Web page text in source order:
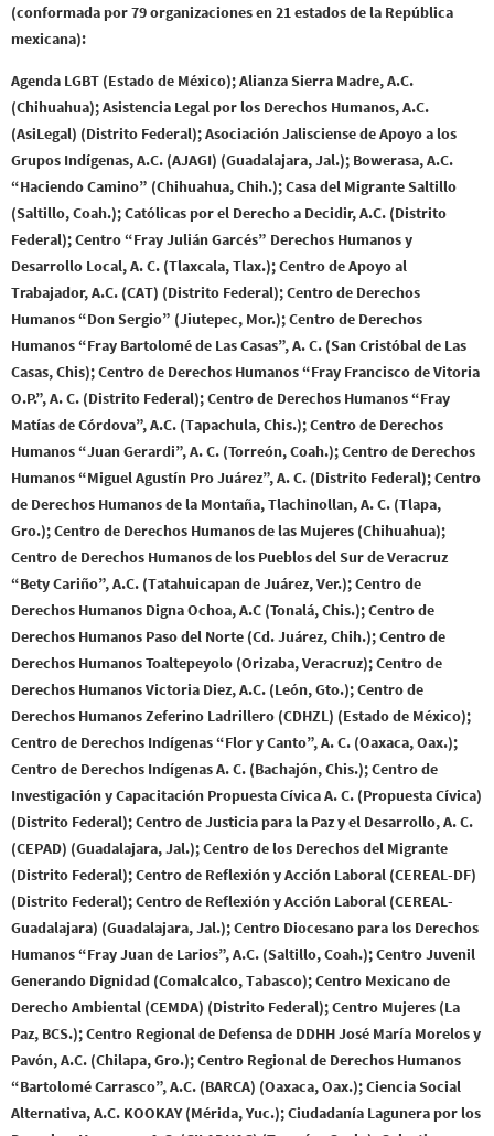
(conformada por 79 organizaciones en 21 estados de la República
mexicana):
Agenda LGBT (Estado de México); Alianza Sierra Madre, A.C.
(Chihuahua); Asistencia Legal por los Derechos Humanos, A.C.
(AsiLegal) (Distrito Federal); Asociación Jalisciense de Apoyo a los
Grupos Indígenas, A.C. (AJAGI) (Guadalajara, Jal.); Bowerasa, A.C.
“Haciendo Camino” (Chihuahua, Chih.); Casa del Migrante Saltillo
(Saltillo, Coah.); Católicas por el Derecho a Decidir, A.C. (Distrito
Federal); Centro “Fray Julián Garcés” Derechos Humanos y
Desarrollo Local, A. C. (Tlaxcala, Tlax.); Centro de Apoyo al
Trabajador, A.C. (CAT) (Distrito Federal); Centro de Derechos
Humanos “Don Sergio” (Jiutepec, Mor.); Centro de Derechos
Humanos “Fray Bartolomé de Las Casas”, A. C. (San Cristóbal de Las
Casas, Chis); Centro de Derechos Humanos “Fray Francisco de Vitoria
O.P.”, A. C. (Distrito Federal); Centro de Derechos Humanos “Fray
Matías de Córdova”, A.C. (Tapachula, Chis.); Centro de Derechos
Humanos “Juan Gerardi”, A. C. (Torreón, Coah.); Centro de Derechos
Humanos “Miguel Agustín Pro Juárez”, A. C. (Distrito Federal); Centro
de Derechos Humanos de la Montaña, Tlachinollan, A. C. (Tlapa,
Gro.); Centro de Derechos Humanos de las Mujeres (Chihuahua);
Centro de Derechos Humanos de los Pueblos del Sur de Veracruz
“Bety Cariño”, A.C. (Tatahuicapan de Juárez, Ver.); Centro de
Derechos Humanos Digna Ochoa, A.C (Tonalá, Chis.); Centro de
Derechos Humanos Paso del Norte (Cd. Juárez, Chih.); Centro de
Derechos Humanos Toaltepeyolo (Orizaba, Veracruz); Centro de
Derechos Humanos Victoria Diez, A.C. (León, Gto.); Centro de
Derechos Humanos Zeferino Ladrillero (CDHZL) (Estado de México);
Centro de Derechos Indígenas “Flor y Canto”, A. C. (Oaxaca, Oax.);
Centro de Derechos Indígenas A. C. (Bachajón, Chis.); Centro de
Investigación y Capacitación Propuesta Cívica A. C. (Propuesta Cívica)
(Distrito Federal); Centro de Justicia para la Paz y el Desarrollo, A. C.
(CEPAD) (Guadalajara, Jal.); Centro de los Derechos del Migrante
(Distrito Federal); Centro de Reflexión y Acción Laboral (CEREAL-DF)
(Distrito Federal); Centro de Reflexión y Acción Laboral (CEREAL-
Guadalajara) (Guadalajara, Jal.); Centro Diocesano para los Derechos
Humanos “Fray Juan de Larios”, A.C. (Saltillo, Coah.); Centro Juvenil
Generando Dignidad (Comalcalco, Tabasco); Centro Mexicano de
Derecho Ambiental (CEMDA) (Distrito Federal); Centro Mujeres (La
Paz, BCS.); Centro Regional de Defensa de DDHH José María Morelos y
Pavón, A.C. (Chilapa, Gro.); Centro Regional de Derechos Humanos
“Bartolomé Carrasco”, A.C. (BARCA) (Oaxaca, Oax.); Ciencia Social
Alternativa, A.C. KOOKAY (Mérida, Yuc.); Ciudadanía Lagunera por los